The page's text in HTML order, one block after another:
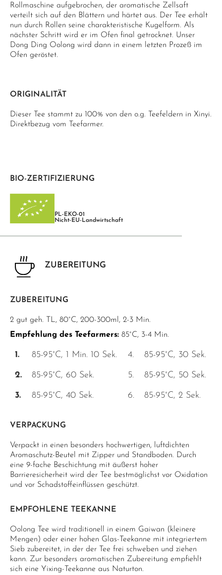
Rollmaschine aufgebrochen, der aromatische Zellsaft
verteilt sich auf den Blättern und härtet aus. Der Tee erhält
nun durch Rollen seine charakteristische Kugelform. Als
nächster Schritt wird er im Ofen final getrocknet. Unser
Dong Ding Oolong wird dann in einem letzten Prozeß im
Ofen geröstet.
ORIGINALITÄT
Dieser Tee stammt zu 100% von den o.g. Teefeldern in Xinyi.
Direktbezug vom Teefarmer.
BIO-ZERTIFIZIERUNG
PL-EKO-01
Nicht-EU-Landwirtschaft
ZUBEREITUNG
ZUBEREITUNG
2 gut geh. TL, 80°C, 200-300ml, 2-3 Min.
Empfehlung des Teefarmers: 85°C, 3-4 Min.
1. 85-95°C, 1 Min. 10 Sek. 4. 85-95°C, 30 Sek.
2. 85-95°C, 60 Sek. 5. 85-95°C, 50 Sek.
3. 85-95°C, 40 Sek. 6. 85-95°C, 2 Sek.
VERPACKUNG
Verpackt in einen besonders hochwertigen, luftdichten
Aromaschutz-Beutel mit Zipper und Standboden. Durch
eine 9-fache Beschichtung mit äußerst hoher
Barrieresicherheit wird der Tee bestmöglichst vor Oxidation
und vor Schadstoffeinflüssen geschützt.
EMPFOHLENE TEEKANNE
Oolong Tee wird traditionell in einem Gaiwan (kleinere
Mengen) oder einer hohen Glas-Teekanne mit integriertem
Sieb zubereitet, in der der Tee frei schweben und ziehen
kann. Zur besonders aromatischen Zubereitung empfiehlt
sich eine Yixing-Teekanne aus Naturton.